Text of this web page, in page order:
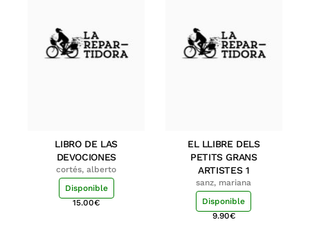
LIBRO DE LAS
DEVOCIONES
cortés, alberto
Disponible
15.00€
EL LLIBRE DELS
PETITS GRANS
ARTISTES 1
sanz, mariana
Disponible
9.90€